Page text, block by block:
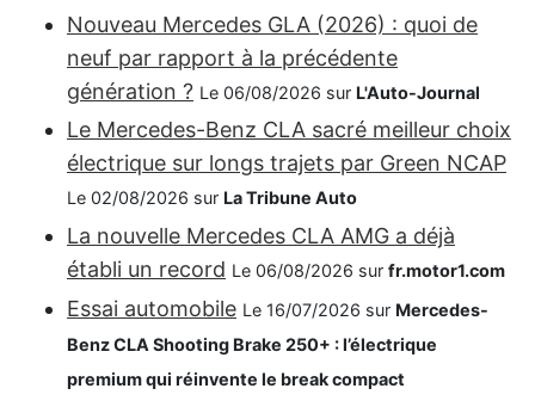
Nouveau Mercedes GLA (2026) : quoi de
neuf par rapport à la précédente
génération ? Le 06/08/2026 sur L'Auto-Journal
Le Mercedes-Benz CLA sacré meilleur choix
électrique sur longs trajets par Green NCAP
Le 02/08/2026 sur La Tribune Auto
La nouvelle Mercedes CLA AMG a déjà
établi un record Le 06/08/2026 sur fr.motor1.com
Essai automobile Le 16/07/2026 sur Mercedes-
Benz CLA Shooting Brake 250+ : l’électrique
premium qui réinvente le break compact